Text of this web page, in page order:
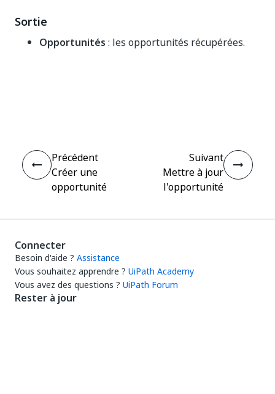
Sortie
Opportunités : les opportunités récupérées.
Précédent
Créer une
opportunité
Suivant
Mettre à jour
l'opportunité
Connecter
Besoin d'aide ? Assistance
Vous souhaitez apprendre ? UiPath Academy
Vous avez des questions ? UiPath Forum
Rester à jour